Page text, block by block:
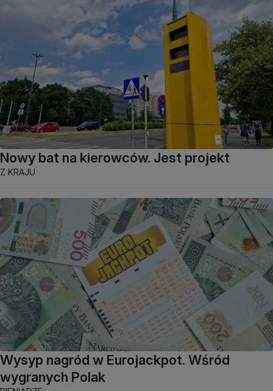
Nowy bat na kierowców. Jest projekt
Z KRAJU
Wysyp nagród w Eurojackpot. Wśród
wygranych Polak